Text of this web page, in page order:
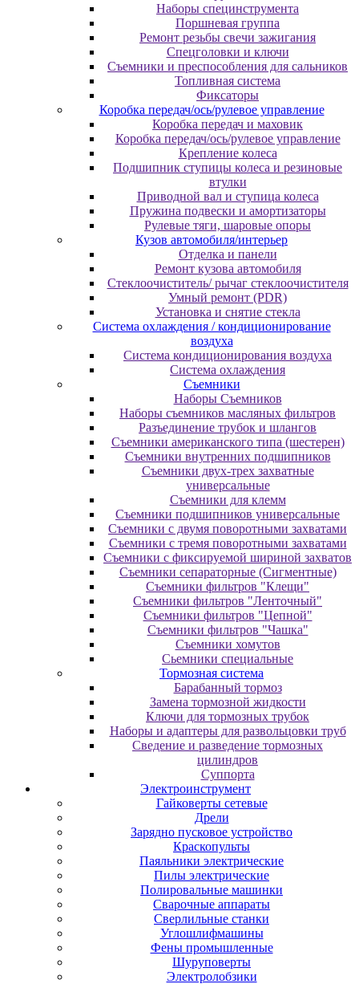
Наборы специнструмента
Поршневая группа
Ремонт резьбы свечи зажигания
Спецголовки и ключи
Съемники и преспособления для сальников
Топливная система
Фиксаторы
Коробка передач/ось/рулевое управление
Коробка передач и маховик
Коробка передач/ось/рулевое управление
Крепление колеса
Подшипник ступицы колеса и резиновые
втулки
Приводной вал и ступица колеса
Пружина подвески и амортизаторы
Рулевые тяги, шаровые опоры
Кузов автомобиля/интерьер
Отделка и панели
Ремонт кузова автомобиля
Стеклоочиститель/ рычаг стеклоочистителя
Умный ремонт (PDR)
Установка и снятие стекла
Система охлаждения / кондиционирование
воздуха
Система кондиционирования воздуха
Система охлаждения
Съемники
Наборы Съемников
Наборы съемников масляных фильтров
Разъединение трубок и шлангов
Съемники американского типа (шестерен)
Съемники внутренних подшипников
Съемники двух-трех захватные
универсальные
Съемники для клемм
Съемники подшипников универсальные
Съемники с двумя поворотными захватами
Съемники с тремя поворотными захватами
Съемники с фиксируемой шириной захватов
Съемники сепараторные (Сигментные)
Съемники фильтров "Клещи"
Съемники фильтров "Ленточный"
Съемники фильтров "Цепной"
Съемники фильтров "Чашка"
Съемники хомутов
Сьемники специальные
Тормозная система
Барабанный тормоз
Замена тормозной жидкости
Ключи для тормозных трубок
Наборы и адаптеры для развольцовки труб
Сведение и разведение тормозных
цилиндров
Суппорта
Электроинструмент
Гайковерты сетевые
Дрели
Зарядно пусковое устройство
Краскопульты
Паяльники электрические
Пилы электрические
Полировальные машинки
Сварочные аппараты
Сверлильные станки
Углошлифмашины
Фены промышленные
Шуруповерты
Электролобзики